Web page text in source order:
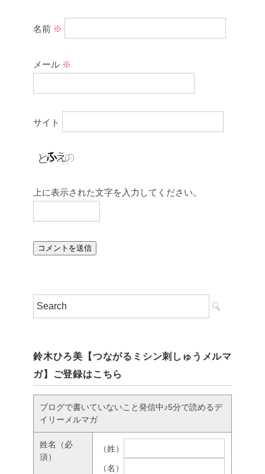
名前 ※
メール ※
サイト
上に表示された文字を入力してください。
鈴木ひろ美【つながるミシン刺しゅうメルマ
ガ】ご登録はこちら
ブログで書いていないこと発信中♪5分で読めるデ
イリーメルマガ
姓名
（必
須）
（姓）
（名）